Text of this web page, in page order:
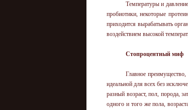
Температуры и
пробиотики, некоторые
приходится вырабатывать
воздействием высокой
Стопроцентный миф
Главное
идеальной для всех без
разный возраст, пол, порода,
одного и того же пола,